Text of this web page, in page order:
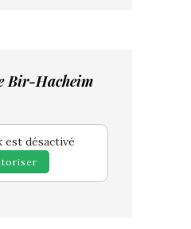
Bir-Hacheim
est désactivé